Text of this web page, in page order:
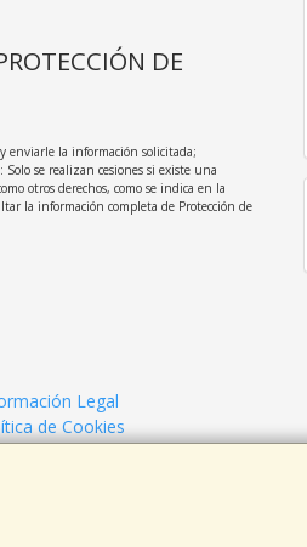
DE
enviarle la información solicitada;
: Solo se realizan cesiones si existe una
otros derechos, como se indica en la
la información completa de Protección de
Legal
de Cookies
de Pago